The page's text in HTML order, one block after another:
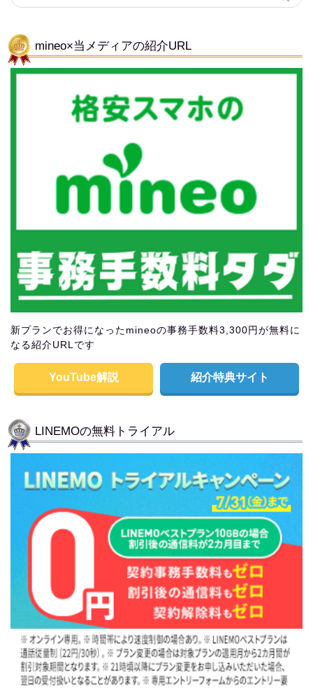
mineo×当メディアの紹介URL
新プランでお得になったmineoの事務手数料3,300円が無料に
なる紹介URLです
YouTube解説 紹介特典サイト
LINEMOの無料トライアル